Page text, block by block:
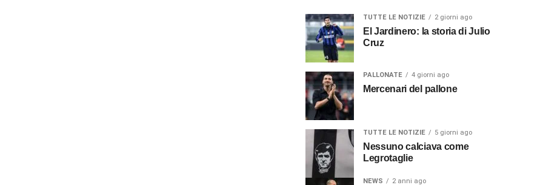
TUTTE LE NOTIZIE 2 giorni ago
El Jardinero: la storia di Julio
Cruz
PALLONATE 4 giorni ago
Mercenari del pallone
TUTTE LE NOTIZIE 5 giorni ago
Nessuno calciava come
Legrotaglie
NEWS 2 anni ago